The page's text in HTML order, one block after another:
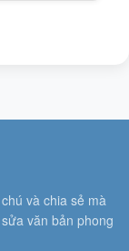
và chia sẻ mà
văn bản phong